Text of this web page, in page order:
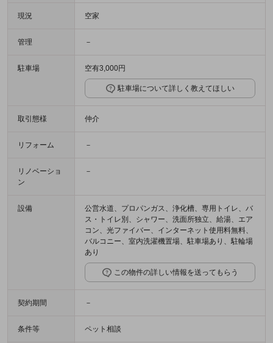
現況 空家
管理 －
駐車場 空有3,000円
駐車場について詳しく教えてほしい
取引態様 仲介
リフォーム －
リノベーショ
ン
－
設備
公営水道、プロパンガス、浄化槽、専用トイレ、バ
ス・トイレ別、シャワー、洗面所独立、給湯、エア
コン、光ファイバー、インターネット使用料無料、
バルコニー、室内洗濯機置場、駐車場あり、駐輪場
あり
この物件の詳しい情報を送ってもらう
契約期間 －
条件等 ペット相談